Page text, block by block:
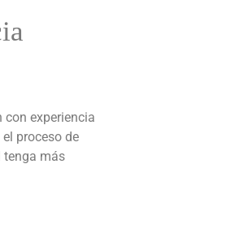
experiencia
proceso de
tenga más